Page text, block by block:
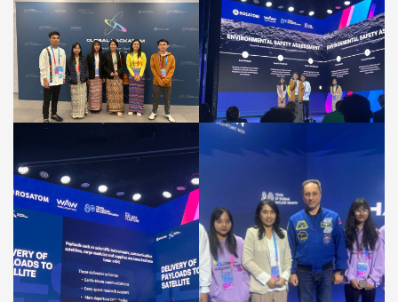
သည့်
Global
HackAtom
အစီအစဉ်
သို့
နည်း
တက္ကသိုလ်
နျူကလီးယား
နည်း
အင်ဂျင်နီယာ
မှ